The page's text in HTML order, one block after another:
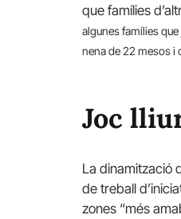
que famílies
algunes famílies
nena de 22 mesos i
Joc
La dinamització
de treball
zones “més